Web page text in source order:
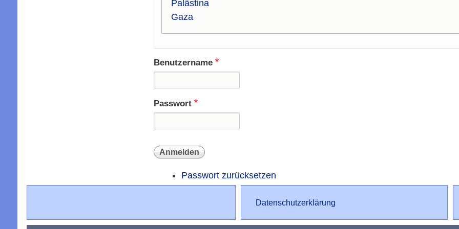
Palästina
Gaza
Benutzername
Passwort
Passwort zurücksetzen
Datenschutz
Datenschutzerklärung